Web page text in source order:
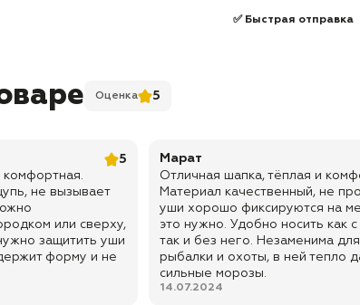
✅ Быстрая отправка
Оценка 5
5
комфортная.
не вызывает
или сверху,
защитить уши
форму и не
Марат
Отличная шапка, тёплая и
Материал качественный, не
уши хорошо фиксируются на
это нужно. Удобно носить как
так и без него. Незаменима
рыбалки и охоты, в ней тепло
сильные морозы.
14.07.2024